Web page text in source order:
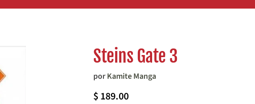
Steins Gate 3
porKamite Manga
Precio actual
$ 189.00